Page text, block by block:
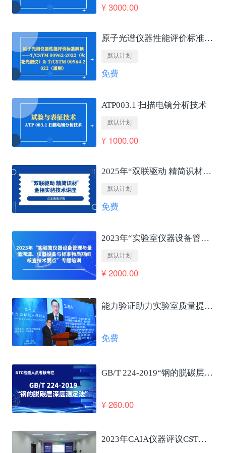
¥ 3000.00
原子光谱仪器性能评价标准解读——T/CSTM 00962-2022（火花光谱仪）&amp; T/CSTM 00964-2022（通则）
默认计划
免费
ATP003.1 扫描电镜分析技术
默认计划
¥ 1000.00
2025年“双联驱动 精简识材”金相实验技术讲座
默认计划
免费
2023年“实验室仪器设备管理与量值溯源、仪器设备与标准物质期间核查技术要点”专题培训
默认计划
¥ 2000.00
能力验证助力实验室质量提升及国家高质量发展 王海舟
免费
GB/T 224-2019“钢的脱碳层深度测定法”笔试考核
¥ 260.00
2023年CAIA仪器评议CSTM仪器使役性能合格评定发布会